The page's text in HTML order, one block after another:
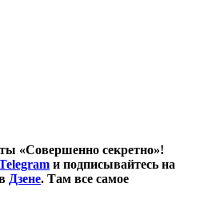
«Совершенно секретно»!
и подписывайтесь на
Дзене. Там все самое